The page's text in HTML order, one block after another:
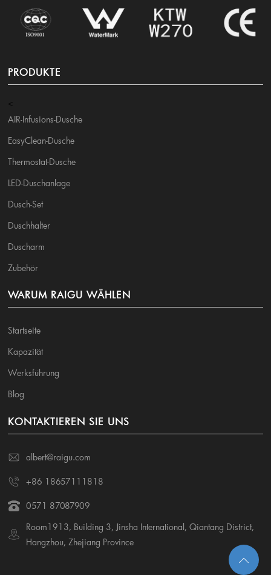
PRODUKTE
<
AIR-Infusions-Dusche
EasyClean-Dusche
Thermostat-Dusche
LED-Duschanlage
Dusch-Set
Duschhalter
Duscharm
Zubehör
WARUM RAIGU WÄHLEN
Startseite
Kapazität
Werksführung
Blog
KONTAKTIEREN SIE UNS
albert@raigu.com
+86 18657111818
0571 87087909
Room1913, Building 3, Jinsha International, Qiantang District,
Hangzhou, Zhejiang Province